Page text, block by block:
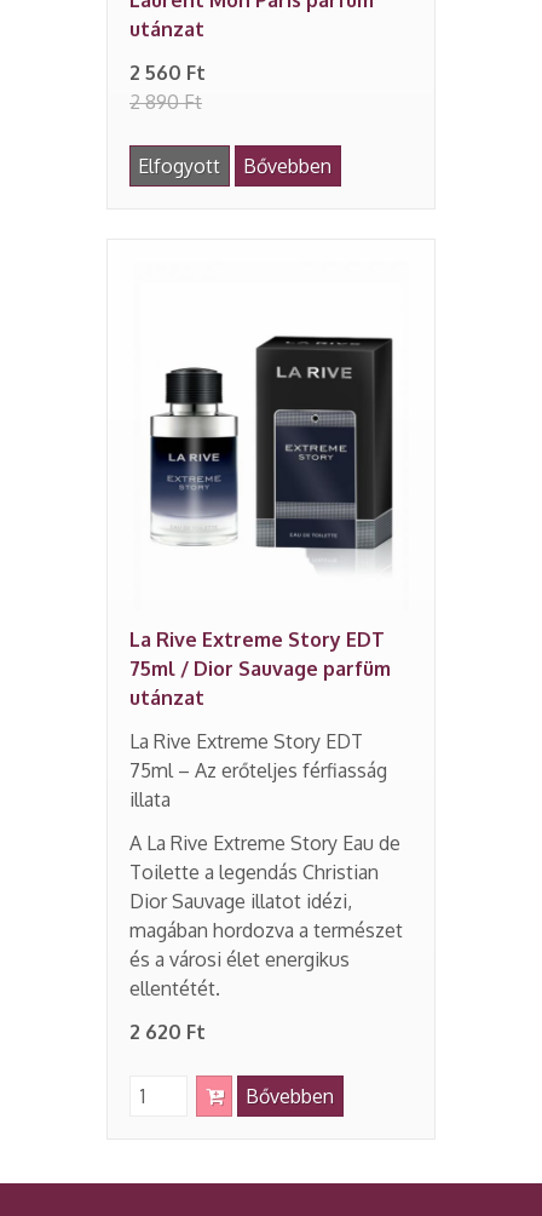
utánzat
2 560 Ft
2 890 Ft
Elfogyott Bővebben
La Rive Extreme Story EDT
75ml / Dior Sauvage parfüm
utánzat
La Rive Extreme Story EDT
75ml – Az erőteljes férfiasság
illata
A La Rive Extreme Story Eau de
Toilette a legendás Christian
Dior Sauvage illatot idézi,
magában hordozva a természet
és a városi élet energikus
ellentétét.
2 620 Ft
Bővebben